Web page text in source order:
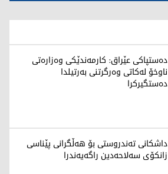
دەستپاکی عێراق: کارمەندێکی وەزارەتی
ناوخۆ لەکاتی وەرگرتنی بەرتیلدا
دەستگیرکرا
داشکانی تەندروستی بۆ هەڵگرانی پێناسی
زانکۆی سەلاحەدین راگەیەندرا